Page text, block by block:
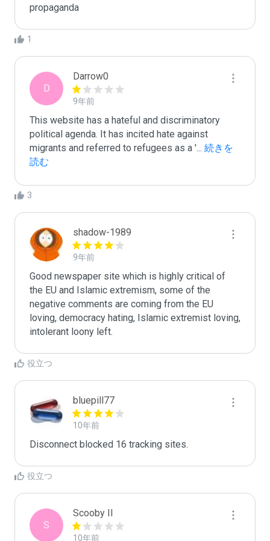
propaganda
1
D
Darrow0
9年前
This website has a hateful and discriminatory
political agenda. It has incited hate against
migrants and referred to refugees as a '... 続きを
読む
3
shadow-1989
9年前
Good newspaper site which is highly critical of
the EU and Islamic extremism, some of the
negative comments are coming from the EU
loving, democracy hating, Islamic extremist loving,
intolerant loony left.
役立つ
bluepill77
10年前
Disconnect blocked 16 tracking sites.
役立つ
S
Scooby II
10年前